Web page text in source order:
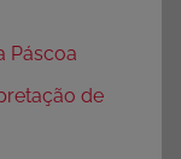
Páscoa
de